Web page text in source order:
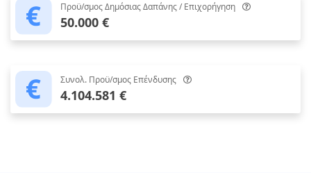
Προϋ/σμος Δημόσιας Δαπάνης / Επιχορήγηση
50.000 €
Συνολ. Προϋ/σμος Επένδυσης
4.104.581 €